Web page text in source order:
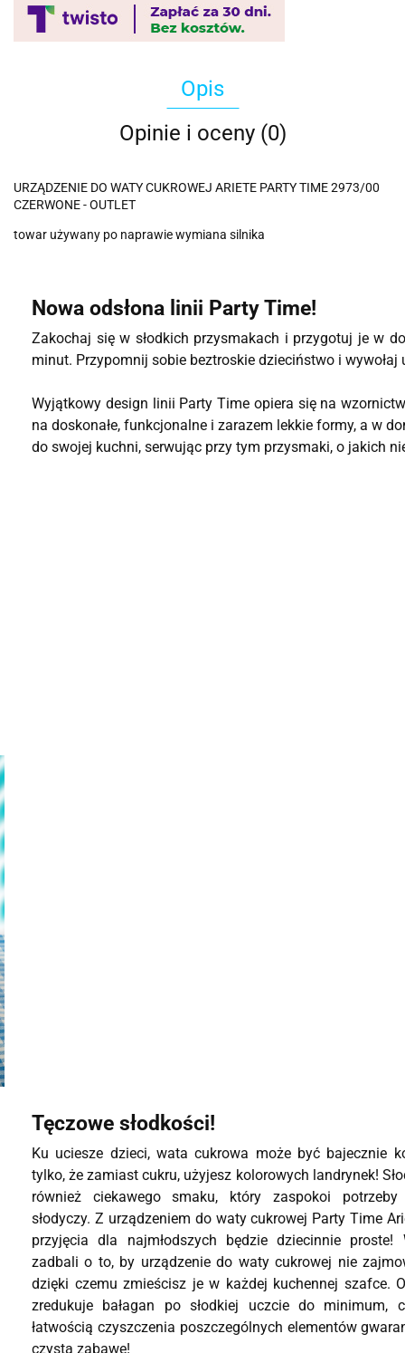
Opis
Opinie i oceny (0)
URZĄDZENIE DO WATY CUKROWEJ ARIETE PARTY TIME 2973/00
CZERWONE - OUTLET
towar używany po naprawie wymiana silnika
Nowa odsłona linii Party Time!
Zakochaj się w słodkich przysmakach i przygotuj je w
minut. Przypomnij sobie beztroskie dzieciństwo i
Wyjątkowy design linii Party Time opiera się na
na doskonałe, funkcjonalne i zarazem lekkie formy, a w
do swojej kuchni, serwując przy tym przysmaki, o jakich
Tęczowe słodkości!
Ku uciesze dzieci, wata cukrowa może być bajecznie
tylko, że zamiast cukru, użyjesz kolorowych landrynek!
również ciekawego smaku, który zaspokoi
słodyczy. Z urządzeniem do waty cukrowej Party Time
przyjęcia dla najmłodszych będzie dziecinnie proste!
zadbali o to, by urządzenie do waty cukrowej nie
dzięki czemu zmieścisz je w każdej kuchennej szafce.
zredukuje bałagan po słodkiej uczcie do minimum,
łatwością czyszczenia poszczególnych elementów
czystą zabawę!